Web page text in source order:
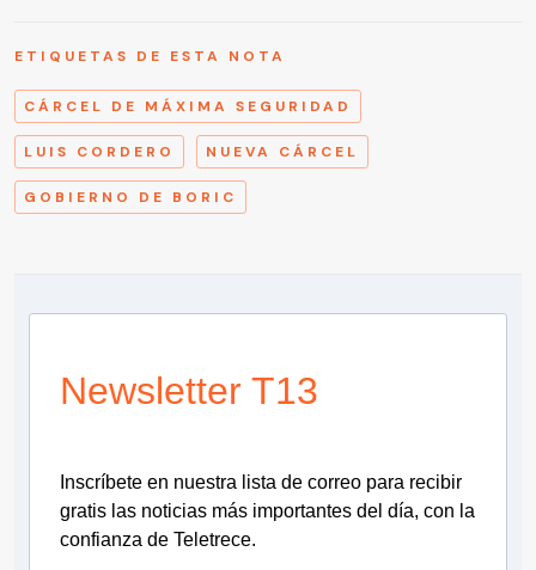
ETIQUETAS DE ESTA NOTA
CÁRCEL DE MÁXIMA SEGURIDAD
LUIS CORDERO NUEVA CÁRCEL
GOBIERNO DE BORIC
Newsletter T13
Inscríbete en nuestra lista de correo para recibir
gratis las noticias más importantes del día, con la
confianza de Teletrece.